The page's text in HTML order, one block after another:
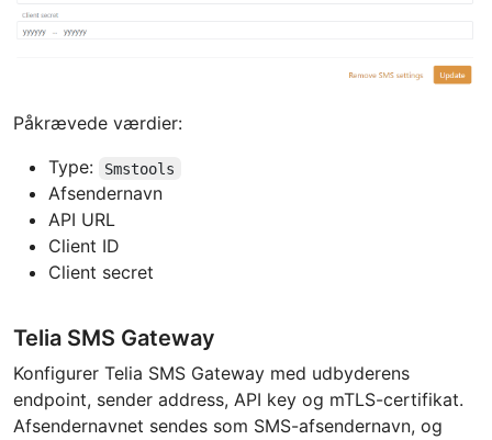
Påkrævede værdier:
Type:
Smstools
Afsendernavn
API URL
Client ID
Client secret
Telia SMS Gateway
Konfigurer Telia SMS Gateway med udbyderens
endpoint, sender address, API key og mTLS-certifikat.
Afsendernavnet sendes som SMS-afsendernavn, og